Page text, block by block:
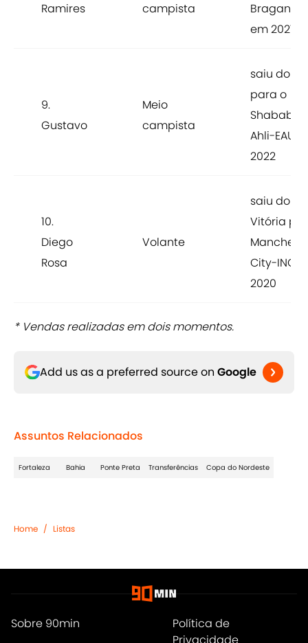
Ramires
campista
em 2021
9.
Gustavo
Meio
campista
saiu do
para o
Shabab
Ahli-EAU
2022
10.
Diego
Rosa
Volante
saiu do
Vitória
City-ING
2020
* Vendas realizadas em dois momentos.
Add us as a preferred source on Google
Assuntos Relacionados
Fortaleza Bahia Ponte Preta Transferências Copa do Nordeste
Home / Listas
Sobre 90min
Política de